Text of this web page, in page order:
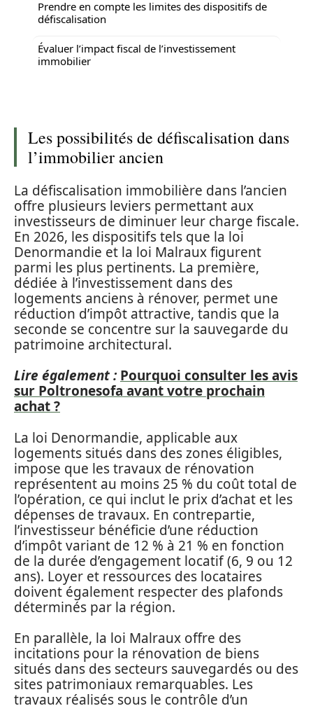
Prendre en compte les limites des dispositifs de
défiscalisation
Évaluer l’impact fiscal de l’investissement
immobilier
Les possibilités de défiscalisation dans
l’immobilier ancien
La défiscalisation immobilière dans l’ancien
offre plusieurs leviers permettant aux
investisseurs de diminuer leur charge fiscale.
En 2026, les dispositifs tels que la loi
Denormandie et la loi Malraux figurent
parmi les plus pertinents. La première,
dédiée à l’investissement dans des
logements anciens à rénover, permet une
réduction d’impôt attractive, tandis que la
seconde se concentre sur la sauvegarde du
patrimoine architectural.
Lire également : Pourquoi consulter les avis
sur Poltronesofa avant votre prochain
achat ?
La loi Denormandie, applicable aux
logements situés dans des zones éligibles,
impose que les travaux de rénovation
représentent au moins 25 % du coût total de
l’opération, ce qui inclut le prix d’achat et les
dépenses de travaux. En contrepartie,
l’investisseur bénéficie d’une réduction
d’impôt variant de 12 % à 21 % en fonction
de la durée d’engagement locatif (6, 9 ou 12
ans). Loyer et ressources des locataires
doivent également respecter des plafonds
déterminés par la région.
En parallèle, la loi Malraux offre des
incitations pour la rénovation de biens
situés dans des secteurs sauvegardés ou des
sites patrimoniaux remarquables. Les
travaux réalisés sous le contrôle d’un